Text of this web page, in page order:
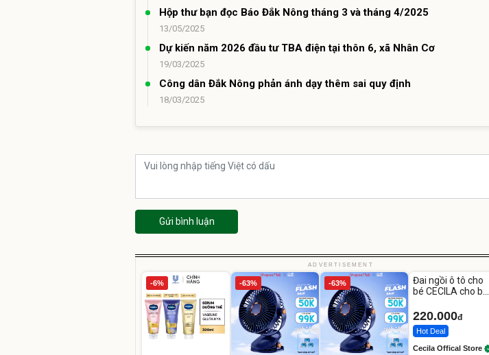
Hộp thư bạn đọc Báo Đắk Nông tháng 3 và tháng 4/2025
13/05/2025
Dự kiến năm 2026 đầu tư TBA điện tại thôn 6, xã Nhân Cơ
19/03/2025
Công dân Đắk Nông phản ánh dạy thêm sai quy định
18/03/2025
Gửi bình luận
ADVERTISEMENT
-6% -63% -63%
Đai ngồi ô tô cho
bé CECILA cho bé
220.000đ
Hot Deal
Cecila Offical Store